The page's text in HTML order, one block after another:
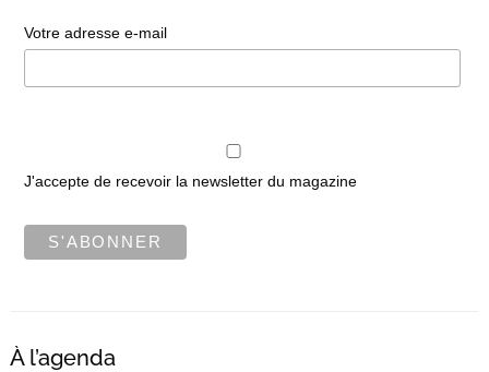
Votre adresse e-mail
J'accepte de recevoir la newsletter du magazine
À l’agenda